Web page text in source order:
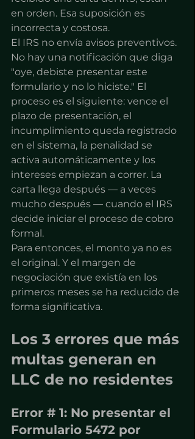
en orden. Esa suposición es
incorrecta y costosa.
El IRS no envía avisos preventivos.
No hay una notificación que diga
"oye, debiste presentar este
formulario y no lo hiciste." El
proceso es el siguiente: vence el
plazo de presentación, el
incumplimiento queda registrado
en el sistema, la penalidad se
activa automáticamente y los
intereses empiezan a correr. La
carta llega después — a veces
mucho después — cuando el IRS
decide iniciar el proceso de cobro
formal.
Para entonces, el monto ya no es
el original. Y el margen de
negociación que existía en los
primeros meses se ha reducido de
forma significativa.
Los 3 errores que más
multas generan en
LLC de no residentes
Error # 1: No presentar el
Formulario 5472 por